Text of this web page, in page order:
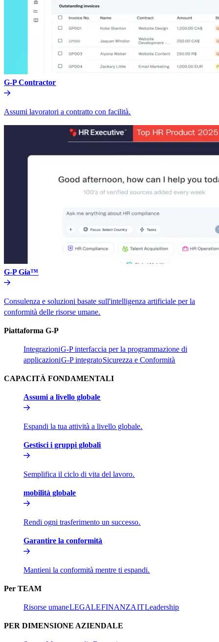
G-P Contractor​​
Assumi lavoratori a contratto con facilità.​​
G-P Gia™​​
Consulenza e soluzioni basate sull'intelligenza artificiale per la
conformità delle risorse umane.​​
Piattaforma G-P​​
Integrazioni​​G-P interfaccia per la programmazione di
applicazioni​​G-P integrato​​Sicurezza e Conformità​​
CAPACITÀ FONDAMENTALI​​
Assumi a livello globale​​
Espandi la tua attività a livello globale.​​
Gestisci i gruppi globali​​
Semplifica il ciclo di vita del lavoro.​​
mobilità globale​​
Rendi ogni trasferimento un successo.​​
Garantire la conformità​​
Mantieni la conformità mentre ti espandi.​​
Per TEAM​​
Risorse umane​​LEGALE​​FINANZA​​IT​​Leadership​​
PER DIMENSIONE AZIENDALE​​